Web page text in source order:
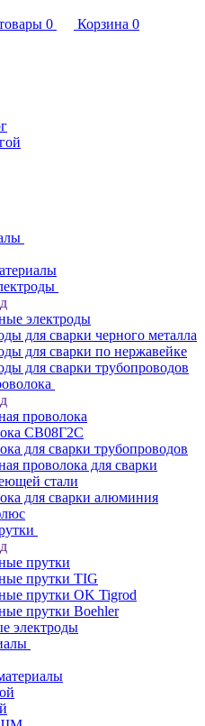
0 Корзина 0
электроды
для сварки черного металла
для сварки по нержавейке
для сварки трубопроводов
проволока
СВ08Г2С
для сварки трубопроводов
проволока для сварки
стали
для сварки алюминия
прутки
прутки TIG
прутки OK Tigrod
прутки Boehler
электроды